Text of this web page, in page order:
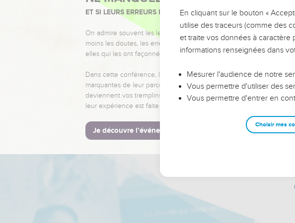
ET SI LEURS ERREURS POUVAIENT VOUS ÉVITER LES VOTRES ?
On admire souvent les leaders pour leurs réussites, leur impact, leur
moins les doutes, les erreurs et les saisons difficiles qu'ils ont
elles qui les ont façonnés.
Dans cette conférence, leaders, entrepreneurs, et responsables
marquantes de leur parcours et les clés pour avancer avec plus de
deviennent vos tremplins. Que vous guidiez un ministère, une
leur expérience est faite pour vous.
Je découvre l’événement
En cliquant sur le bouton «
utilise des traceurs (comme des
et traite vos données à
informations renseignées dans
Mesurer l'audience de notre
Vous permettre d'utiliser des
Vous permettre d'entrer en
Choisir mes